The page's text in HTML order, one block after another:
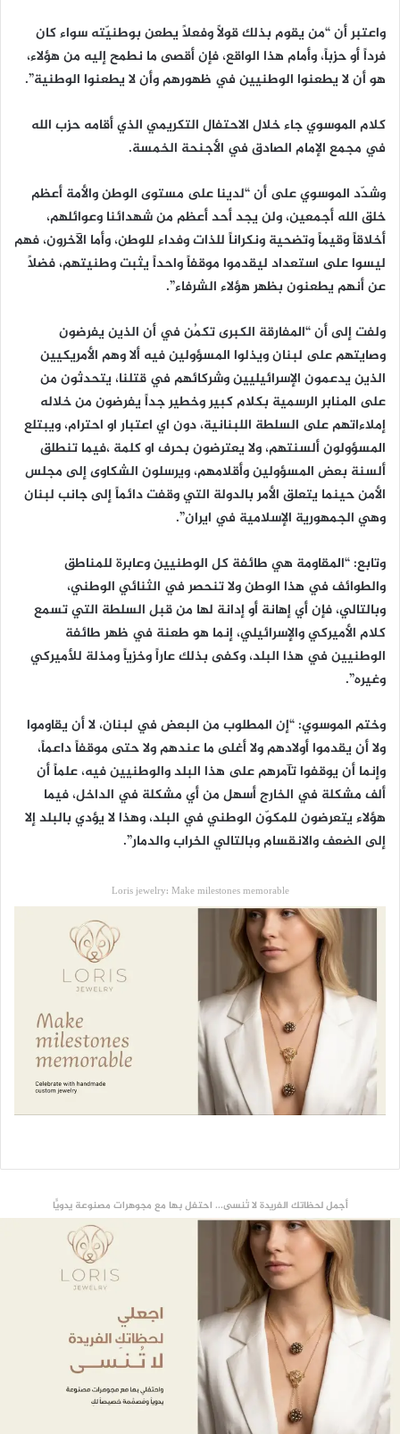
واعتبر أن “من يقوم بذلك قولاً وفعلاً يطعن بوطنيّته سواء كان
فرداً أو حزباً، وأمام هذا الواقع، فإن أقصى ما نطمح إليه من هؤلاء،
هو أن لا يطعنوا الوطنيين في ظهورهم وأن لا يطعنوا الوطنية”.
كلام الموسوي جاء خلال الاحتفال التكريمي الذي أقامه حزب الله
في مجمع الإمام الصادق في الأجنحة الخمسة.
وشدّد الموسوي على أن “لدينا على مستوى الوطن والأمة أعظم
خلق الله أجمعين، ولن يجد أحد أعظم من شهدائنا وعوائلهم،
أخلاقاً وقيماً وتضحية ونكراناً للذات وفداء للوطن، وأما الآخرون، فهم
ليسوا على استعداد ليقدموا موقفاً واحداً يثبت وطنيتهم، فضلاً
عن أنهم يطعنون بظهر هؤلاء الشرفاء”.
ولفت إلى أن “المفارقة الكبرى تكمُن في أن الذين يفرضون
وصايتهم على لبنان ويذلوا المسؤولين فيه ألا وهم الأمريكيين
الذين يدعمون الإسرائيليين وشركائهم في قتلنا، يتحدثون من
على المنابر الرسمية بكلام كبير وخطير جداً يفرضون من خلاله
إملاءاتهم على السلطة اللبنانية، دون اي اعتبار او احترام، ويبتلع
المسؤولون ألسنتهم، ولا يعترضون بحرف او كلمة ،فيما تنطلق
ألسنة بعض المسؤولين وأقلامهم، ويرسلون الشكاوى إلى مجلس
الأمن حينما يتعلق الأمر بالدولة التي وقفت دائماً إلى جانب لبنان
وهي الجمهورية الإسلامية في ايران”.
وتابع: “المقاومة هي طائفة كل الوطنيين وعابرة للمناطق
والطوائف في هذا الوطن ولا تنحصر في الثنائي الوطني،
وبالتالي، فإن أي إهانة أو إدانة لها من قبل السلطة التي تسمع
كلام الأميركي والإسرائيلي، إنما هو طعنة في ظهر طائفة
الوطنيين في هذا البلد، وكفى بذلك عاراً وخزياً ومذلة للأميركي
وغيره”.
وختم الموسوي: “إن المطلوب من البعض في لبنان، لا أن يقاوموا
ولا أن يقدموا أولادهم ولا أغلى ما عندهم ولا حتى موقفاً داعماً،
وإنما أن يوقفوا تآمرهم على هذا البلد والوطنيين فيه، علماً أن
ألف مشكلة في الخارج أسهل من أي مشكلة في الداخل، فيما
هؤلاء يتعرضون للمكوّن الوطني في البلد، وهذا لا يؤدي بالبلد إلا
إلى الضعف والانقسام وبالتالي الخراب والدمار”.
Loris jewelry: Make milestones memorable
أجمل لحظاتك الفريدة لا تُنسى... احتفل بها مع مجوهرات مصنوعة يدويًّا